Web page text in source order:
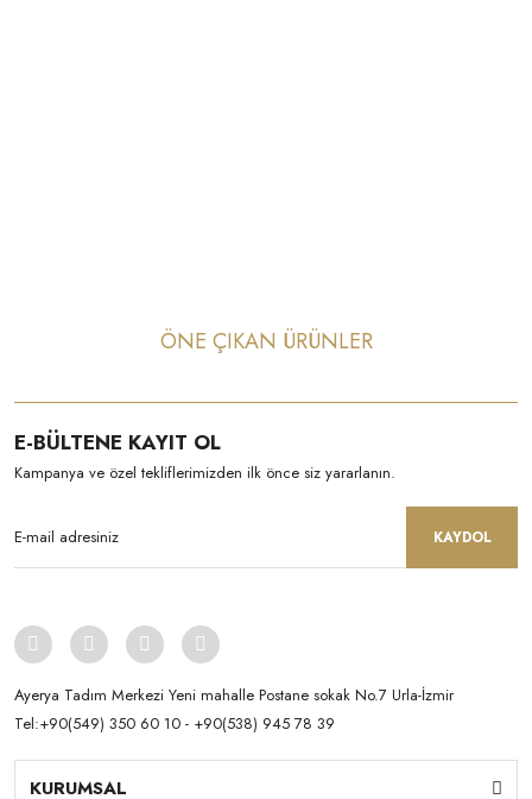
ÖNE ÇIKAN ÜRÜNLER
Siyah Zeytin - Gemlik Varyetesi
E-BÜLTENE KAYIT OL
Kampanya ve özel tekliflerimizden ilk önce siz yararlanın.
KAYDOL
Ayerya Tadım Merkezi Yeni mahalle Postane sokak No.7 Urla-İzmir
Tel:+90(549) 350 60 10 - +90(538) 945 78 39
KURUMSAL